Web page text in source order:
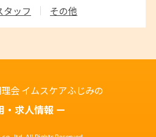
タッフ その他
会イムスケアふじみの
・求人情報